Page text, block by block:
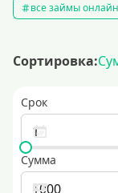
все займы онлайн
Сортировка:
Срок
Сумма